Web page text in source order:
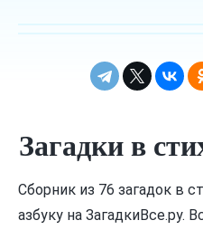
Загадки в
Сборник из 76 загадок в
азбуку на ЗагадкиВсе.ру.